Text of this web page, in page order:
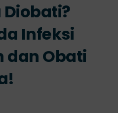
Kami
Klinik
Diobati?
Infeksi
dan Obati